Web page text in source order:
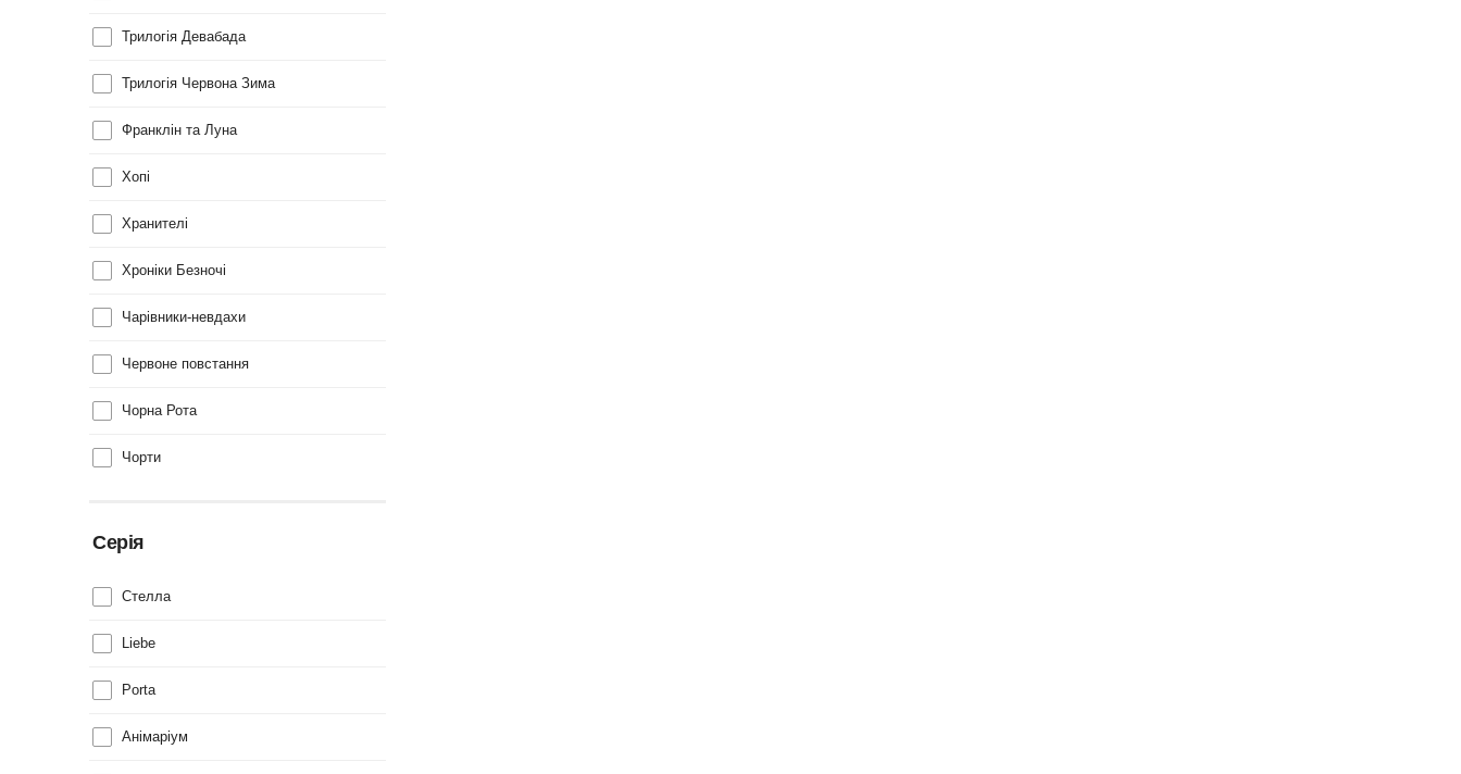
Трилогія Девабада
Трилогія Червона Зима
Франклін та Луна
Хопі
Хранителі
Хроніки Безночі
Чарівники-невдахи
Червоне повстання
Чорна Рота
Чорти
Серія
Cтелла
Liebe
Porta
Анімаріум